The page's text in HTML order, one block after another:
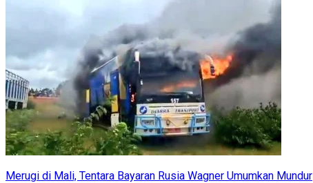
Merugi di Mali, Tentara Bayaran Rusia Wagner Umumkan Mundur